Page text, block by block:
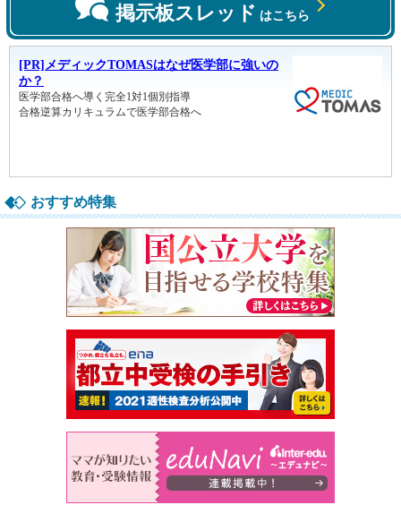
掲示板スレッド はこちら
おすすめ特集